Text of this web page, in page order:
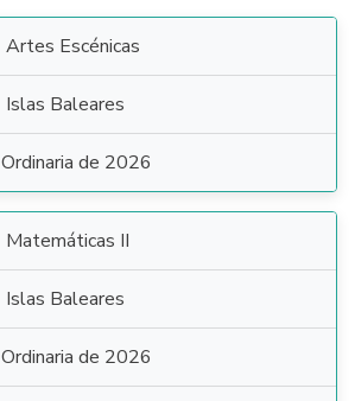
Artes Escénicas
Islas Baleares
Ordinaria de 2026
Matemáticas II
Islas Baleares
Ordinaria de 2026